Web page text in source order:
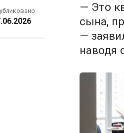
— Это
сына,
—
наводя